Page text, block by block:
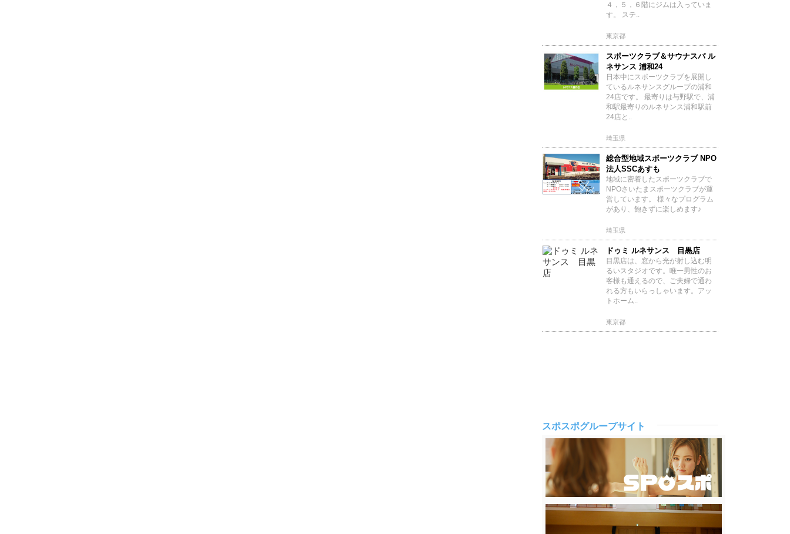
４，５，６階にジムは入っていま
す。 ステ..
東京都
スポーツクラブ＆サウナスパ ル
ネサンス 浦和24
日本中にスポーツクラブを展開し
ているルネサンスグループの浦和
24店です。 最寄りは与野駅で、浦
和駅最寄りのルネサンス浦和駅前
24店と..
埼玉県
総合型地域スポーツクラブ NPO
法人SSCあすも
地域に密着したスポーツクラブで
NPOさいたまスポーツクラブが運
営しています。 様々なプログラム
があり、飽きずに楽しめます♪
埼玉県
ドゥミ ルネサンス 目黒店
目黒店は、窓から光が射し込む明
るいスタジオです。唯一男性のお
客様も通えるので、ご夫婦で通わ
れる方もいらっしゃいます。アッ
トホーム..
東京都
スポスポグループサイト